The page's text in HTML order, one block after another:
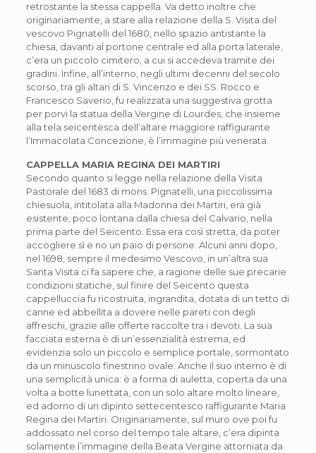
retrostante la stessa cappella. Va detto inoltre che
originariamente, a stare alla relazione della S. Visita del
vescovo Pignatelli del 1680, nello spazio antistante la
chiesa, davanti al portone centrale ed alla porta laterale,
c’era un piccolo cimitero, a cui si accedeva tramite dei
gradini. Infine, all’interno, negli ultimi decenni del secolo
scorso, tra gli altari di S. Vincenzo e dei SS. Rocco e
Francesco Saverio, fu realizzata una suggestiva grotta
per porvi la statua della Vergine di Lourdes, che insieme
alla tela seicentesca dell’altare maggiore raffigurante
l’Immacolata Concezione, è l’immagine più venerata.
CAPPELLA MARIA REGINA DEI MARTIRI
Secondo quanto si legge nella relazione della Visita
Pastorale del 1683 di mons. Pignatelli, una piccolissima
chiesuola, intitolata alla Madonna dei Martiri, era già
esistente, poco lontana dalla chiesa del Calvario, nella
prima parte del Seicento. Essa era così stretta, da poter
accogliere sì e no un paio di persone. Alcuni anni dopo,
nel 1698, sempre il medesimo Vescovo, in un’altra sua
Santa Visita ci fa sapere che, a ragione delle sue precarie
condizioni statiche, sul finire del Seicento questa
cappelluccia fu ricostruita, ingrandita, dotata di un tetto di
canne ed abbellita a dovere nelle pareti con degli
affreschi, grazie alle offerte raccolte tra i devoti. La sua
facciata esterna è di un’essenzialità estrema, ed
evidenzia solo un piccolo e semplice portale, sormontato
da un minuscolo finestrino ovale. Anche il suo interno è di
una semplicità unica: è a forma di auletta, coperta da una
volta a botte lunettata, con un solo altare molto lineare,
ed adorno di un dipinto settecentesco raffigurante Maria
Regina dei Martiri. Originariamente, sul muro ove poi fu
addossato nel corso del tempo tale altare, c’era dipinta
solamente l’immagine della Beata Vergine attorniata da